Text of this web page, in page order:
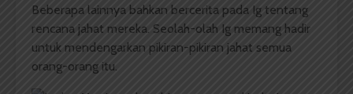
Beberapa lainnya bahkan bercerita pada Ig tentang
rencana jahat mereka. Seolah-olah Ig memang hadir
untuk mendengarkan pikiran-pikiran jahat semua
orang-orang itu.